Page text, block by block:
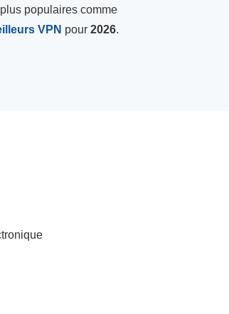
populaires comme
VPN pour 2026.